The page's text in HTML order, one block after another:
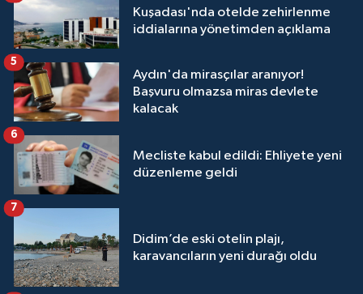
Kuşadası'nda otelde zehirlenme
iddialarına yönetimden açıklama
Aydın'da mirasçılar aranıyor!
Başvuru olmazsa miras devlete
kalacak
5
Mecliste kabul edildi: Ehliyete yeni
düzenleme geldi
6
Didim’de eski otelin plajı,
karavancıların yeni durağı oldu
7